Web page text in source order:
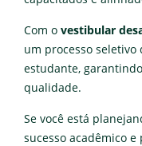
Com o vestibular
um processo seletivo
estudante,
qualidade.
Se você está
sucesso acadêmico